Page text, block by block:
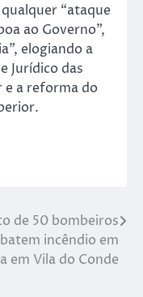
“ataque
ao Governo”,
elogiando a
Jurídico das
e a reforma do
de 50 bombeiros
incêndio em
em Vila do Conde